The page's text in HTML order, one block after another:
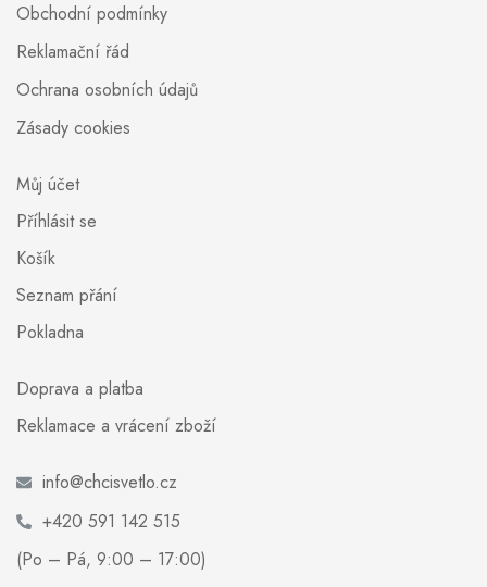
Obchodní podmínky
Reklamační řád
Ochrana osobních údajů
Zásady cookies
Můj účet
Příhlásit se
Košík
Seznam přání
Pokladna
Doprava a platba
Reklamace a vrácení zboží
info@chcisvetlo.cz
+420 591 142 515
(Po – Pá, 9:00 – 17:00)